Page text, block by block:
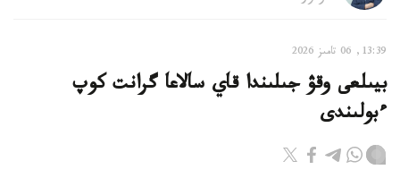
13:39, 06 تامىز 2026
بيىلعى وقۋ جىلىندا قاي سالاعا گرانت كوپ
ءبولىندى